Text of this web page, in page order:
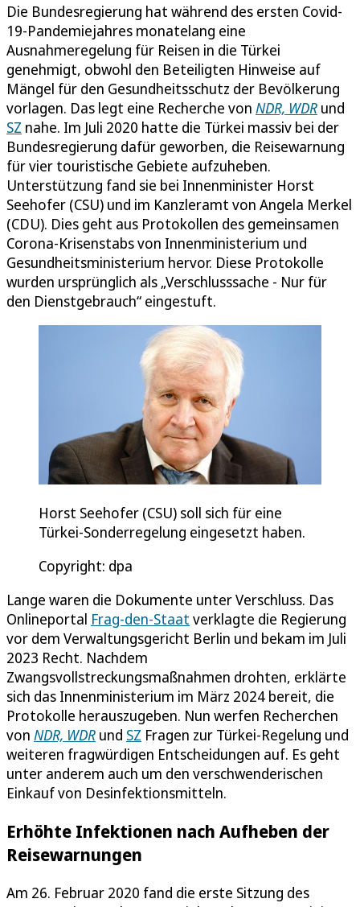
Die Bundesregierung hat während des ersten Covid-
19-Pandemiejahres monatelang eine
Ausnahmeregelung für Reisen in die Türkei
genehmigt, obwohl den Beteiligten Hinweise auf
Mängel für den Gesundheitsschutz der Bevölkerung
vorlagen. Das legt eine Recherche von NDR, WDR und
SZ nahe. Im Juli 2020 hatte die Türkei massiv bei der
Bundesregierung dafür geworben, die Reisewarnung
für vier touristische Gebiete aufzuheben.
Unterstützung fand sie bei Innenminister Horst
Seehofer (CSU) und im Kanzleramt von Angela Merkel
(CDU). Dies geht aus Protokollen des gemeinsamen
Corona-Krisenstabs von Innenministerium und
Gesundheitsministerium hervor. Diese Protokolle
wurden ursprünglich als „Verschlusssache - Nur für
den Dienstgebrauch“ eingestuft.
Horst Seehofer (CSU) soll sich für eine
Türkei-Sonderregelung eingesetzt haben.
Copyright: dpa
Lange waren die Dokumente unter Verschluss. Das
Onlineportal Frag-den-Staat verklagte die Regierung
vor dem Verwaltungsgericht Berlin und bekam im Juli
2023 Recht. Nachdem
Zwangsvollstreckungsmaßnahmen drohten, erklärte
sich das Innenministerium im März 2024 bereit, die
Protokolle herauszugeben. Nun werfen Recherchen
von NDR, WDR und SZ Fragen zur Türkei-Regelung und
weiteren fragwürdigen Entscheidungen auf. Es geht
unter anderem auch um den verschwenderischen
Einkauf von Desinfektionsmitteln.
Erhöhte Infektionen nach Aufheben der
Reisewarnungen
Am 26. Februar 2020 fand die erste Sitzung des